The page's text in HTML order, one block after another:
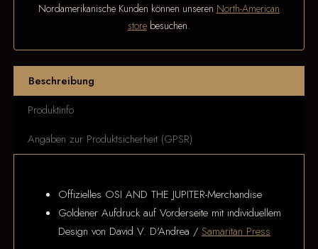
Nordamerikanische Kunden können unseren North-American
storebesuchen.
Beschreibung
Produktinfo
Angaben zur Produktsicherheit (GPSR)
Offizielles OSI AND THE JUPITER-Merchandise
Goldener Aufdruck auf Vorderseite mit individuellem
Design von David V. D'Andrea /Samaritan Press